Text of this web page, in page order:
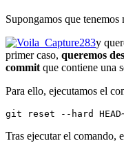
Supongamos que
y
primer caso, queremos
commit que contiene una
Para ello, ejecutamos el
git reset --hard
Tras ejecutar el comando,